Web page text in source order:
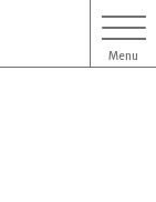
Menu